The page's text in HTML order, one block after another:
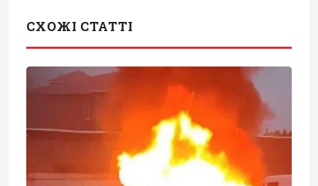
СХОЖІ СТАТТІ